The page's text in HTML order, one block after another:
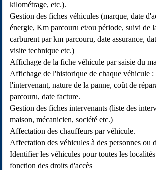
kilométrage, etc.).
Gestion des fiches véhicules (marque, date
énergie, Km parcouru et/ou période, suivi de
carburent par km parcouru, date assurance,
visite technique etc.)
Affichage de la fiche véhicule par saisie du
Affichage de l'historique de chaque véhicule :
l'intervenant, nature de la panne, coût de
parcouru, date facture.
Gestion des fiches intervenants (liste des
maison, mécanicien, société etc.)
Affectation des chauffeurs par véhicule.
Affectation des véhicules à des personnes ou
Identifier les véhicules pour toutes les
fonction des droits d'accès